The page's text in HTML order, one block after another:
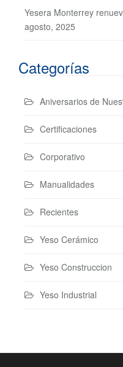
Yesera Monterrey
agosto, 2025
Categorías
Aniversarios de
Certificaciones
Corporativo
Manualidades
Recientes
Yeso Cerámico
Yeso Construccion
Yeso Industrial